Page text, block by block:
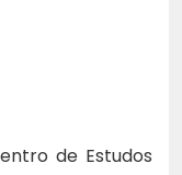
de Estudos